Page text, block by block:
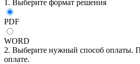
1. Выберите формат решения
PDF
WORD
2. Выберите нужный способ оплаты.
оплате.